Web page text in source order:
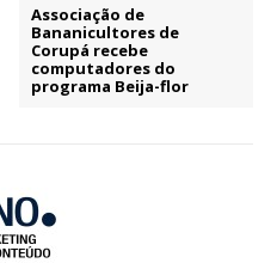
Associação de
Bananicultores de
Corupá recebe
computadores do
programa Beija-flor